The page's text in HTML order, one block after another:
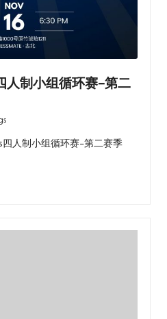
人制小组循环赛-第二
四人制小组循环赛-第二赛季